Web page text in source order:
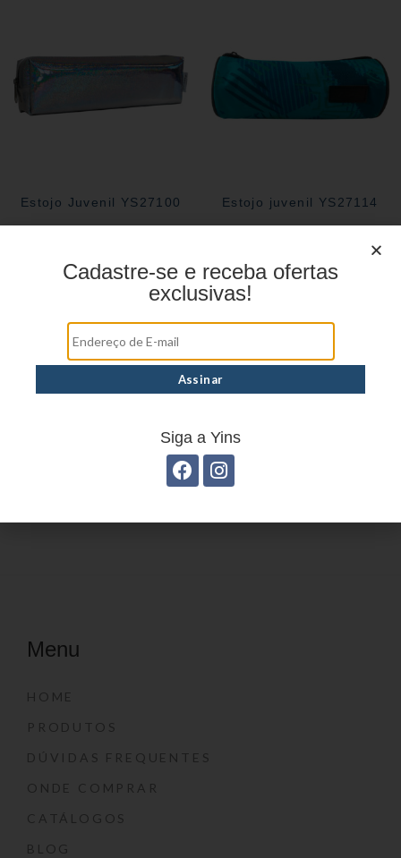
Estojo Juvenil YS27100 Estojo juvenil YS27114
Estojo Juvenil YS41030 Estojo juvenil YS27099
Menu
HOME
PRODUTOS
DÚVIDAS FREQUENTES
ONDE COMPRAR
CATÁLOGOS
BLOG
Cadastre-se e receba ofertas
exclusivas!
Siga a Yins